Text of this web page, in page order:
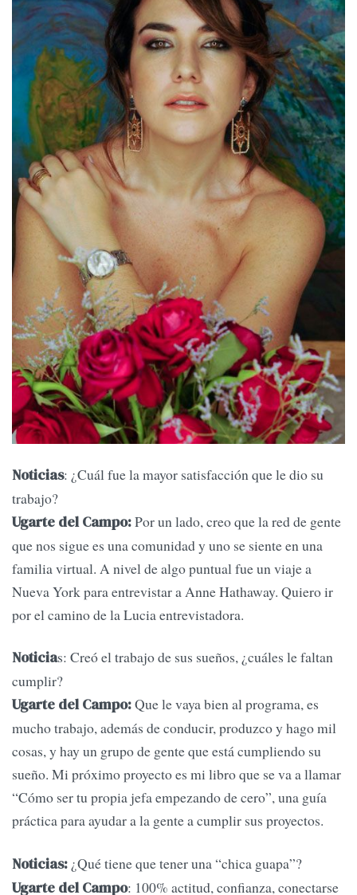
Noticias: ¿Cuál fue la mayor satisfacción que le dio su
trabajo?
Ugarte del Campo:Por un lado, creo que la red de gente
que nos sigue es una comunidad y uno se siente en una
familia virtual. A nivel de algo puntual fue un viaje a
Nueva York para entrevistar a Anne Hathaway. Quiero ir
por el camino de la Lucia entrevistadora.
Noticias: Creó el trabajo de sus sueños, ¿cuáles le faltan
cumplir?
Ugarte del Campo:Que le vaya bien al programa, es
mucho trabajo, además de conducir, produzco y hago mil
cosas, y hay un grupo de gente que está cumpliendo su
sueño. Mi próximo proyecto es mi libro que se va a llamar
“Cómo ser tu propia jefa empezando de cero”, una guía
práctica para ayudar a la gente a cumplir sus proyectos.
Noticias: ¿Qué tiene que tener una “chica guapa”?
Ugarte del Campo: 100% actitud, confianza, conectarse